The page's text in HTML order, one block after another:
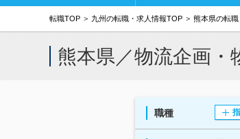
転職TOP 九州の転職・求人情報TOP 熊本県の転
熊本県／物流企画・
職種